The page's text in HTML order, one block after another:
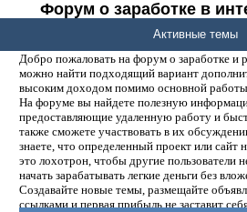
Форум о заработке в
денег.
Добро пожаловать на форум о заработке и
можно найти подходящий вариант
высоким доходом помимо основной
На форуме вы найдете полезную
предоставляющие удаленную работу и
также сможете участвовать в их
знаете, что определенный проект или сайт
это лохотрон, чтобы другие пользователи
начать зарабатывать легкие деньги без
Создавайте новые темы, размещайте
ссылками и первая прибыль не заставит
Активные темы